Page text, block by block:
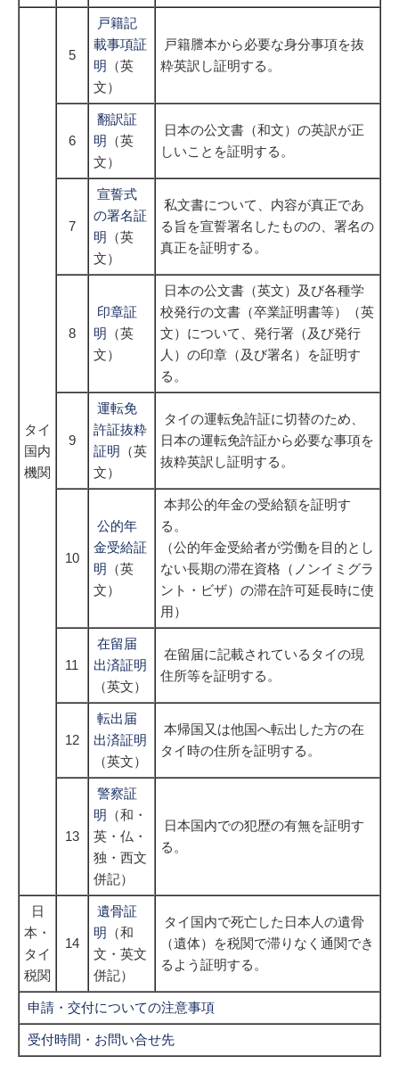
タイ
国内
機関
5
戸籍記
載事項証
明
（英
文）
戸籍謄本から必要な身分事項を抜
粋英訳し証明する。
6
翻訳証
明
（英
文）
日本の公文書（和文）の英訳が正
しいことを証明する。
7
宣誓式
の署名証
明
（英
文）
私文書について、内容が真正であ
る旨を宣誓署名したものの、署名の
真正を証明する。
8
印章証
明
（英
文）
日本の公文書（英文）及び各種学
校発行の文書（卒業証明書等）（英
文）について、発行署（及び発行
人）の印章（及び署名）を証明す
る。
9
運転免
許証抜粋
証明
（英
文）
タイの運転免許証に切替のため、
日本の運転免許証から必要な事項を
抜粋英訳し証明する。
10
公的年
金受給証
明
（英
文）
本邦公的年金の受給額を証明す
る。
（公的年金受給者が労働を目的とし
ない長期の滞在資格（ノンイミグラ
ント・ビザ）の滞在許可延長時に使
用）
11
在留届
出済証明
（英文）
在留届に記載されているタイの現
住所等を証明する。
12
転出届
出済証明
（英文）
本帰国又は他国へ転出した方の在
タイ時の住所を証明する。
13
警察証
明
（和・
英・仏・
独・西文
併記）
日本国内での犯歴の有無を証明す
る。
日
本・
タイ
税関
14
遺骨証
明
（和
文・英文
併記）
タイ国内で死亡した日本人の遺骨
（遺体）を税関で滞りなく通関でき
るよう証明する。
申請・交付についての注意事項
受付時間 ・ お問い合せ先